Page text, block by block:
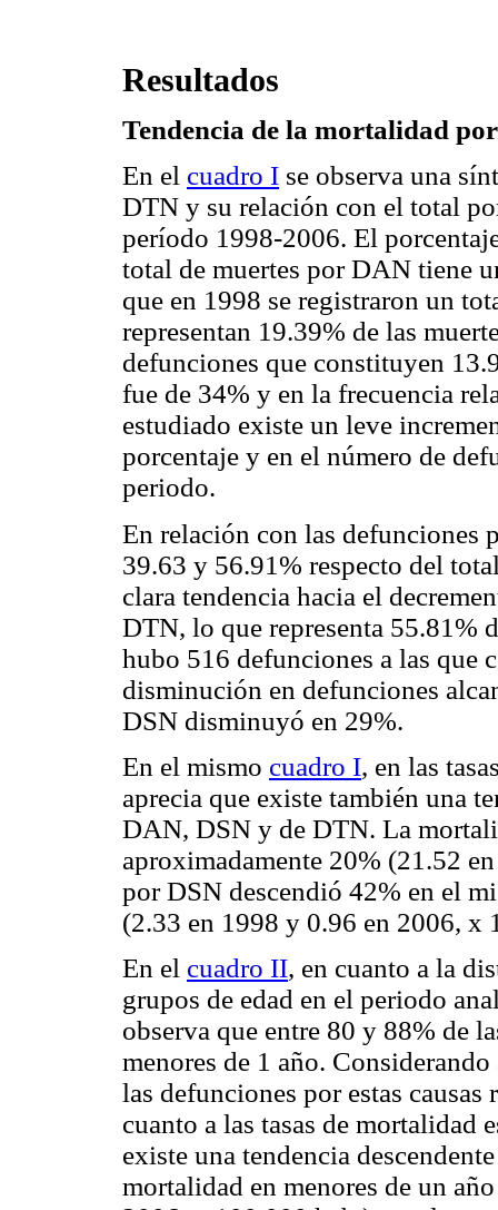
Resultados
Tendencia de la mortalidad
En el cuadro I se observa una
DTN y su relación con el total
período 1998-2006. El
total de muertes por DAN tiene
que en 1998 se registraron un
representan 19.39% de las
defunciones que constituyen
fue de 34% y en la frecuencia
estudiado existe un leve
porcentaje y en el número de
periodo.
En relación con las defunciones
39.63 y 56.91% respecto del
clara tendencia hacia el
DTN, lo que representa 55.81%
hubo 516 defunciones a las que
disminución en defunciones
DSN disminuyó en 29%.
En el mismo cuadro I, en las
aprecia que existe también una
DAN, DSN y de DTN. La
aproximadamente 20% (21.52
por DSN descendió 42% en el
(2.33 en 1998 y 0.96 en 2006, x
En el cuadro II, en cuanto a la
grupos de edad en el periodo
observa que entre 80 y 88% de
menores de 1 año.
las defunciones por estas
cuanto a las tasas de mortalidad
existe una tendencia
mortalidad en menores de un